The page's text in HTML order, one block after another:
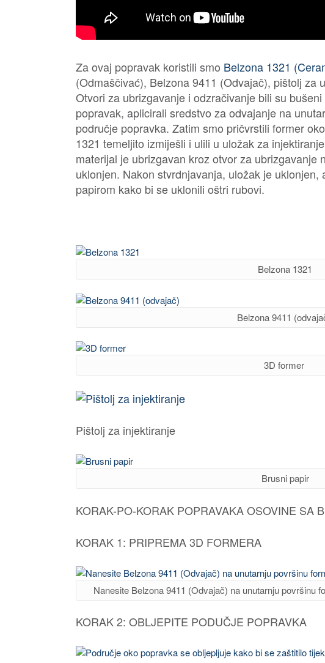
Za ovaj popravak koristili smo Belzona 1321
(Odmaščivać), Belzona 9411 (Odvajač), pištolj za
Otvori za ubrizgavanje i odzračivanje bili su
popravak, aplicirali sredstvo za odvajanje na
područje popravka. Zatim smo pričvrstili former
1321 temeljito izmiješli i ulili u uložak za
materijal je ubrizgavan kroz otvor za
uklonjen. Nakon stvrdnjavanja, uložak je
papirom kako bi se uklonili oštri rubovi.
Belzona 1321
Belzona 9411
3D former
Pištolj za injektiranje
Brusni papir
KORAK-PO-KORAK POPRAVAKA OSOVINE SA
KORAK 1: PRIPREMA 3D FORMERA
Nanesite Belzona 9411 (Odvajač) na unutarnju površinu
KORAK 2: OBLJEPITE PODUČJE POPRAVKA